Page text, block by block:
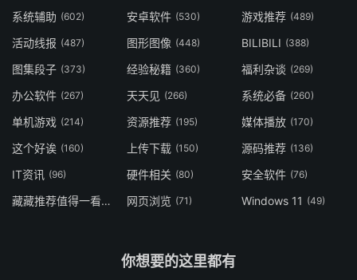
系统辅助 (602) 安卓软件 (530) 游戏推荐 (489)
活动线报 (487) 图形图像 (448) BILIBILI (388)
图集段子 (373) 经验秘籍 (360) 福利杂谈 (269)
办公软件 (267) 天天见 (266) 系统必备 (260)
单机游戏 (214) 资源推荐 (195) 媒体播放 (170)
这个好诶 (160) 上传下载 (150) 源码推荐 (136)
IT资讯 (96) 硬件相关 (80) 安全软件 (76)
藏藏推荐值得一看 网页浏览 (71) Windows 11 (49)
你想要的这里都有